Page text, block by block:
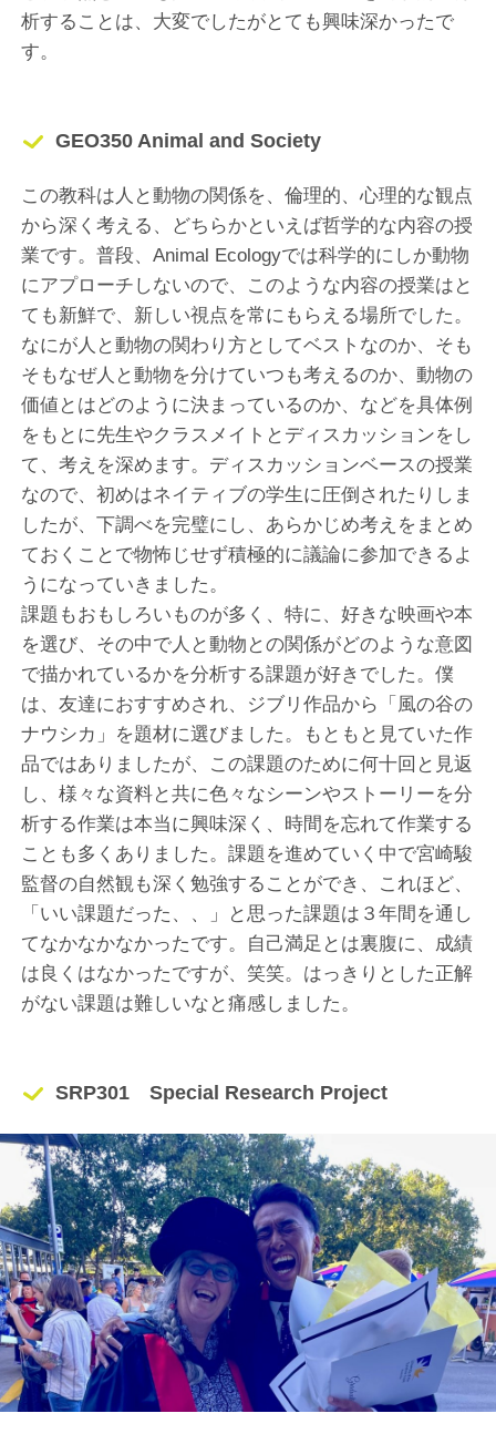
析することは、大変でしたがとても興味深かったで
す。
GEO350 Animal and Society
この教科は人と動物の関係を、倫理的、心理的な観点
から深く考える、どちらかといえば哲学的な内容の授
業です。普段、Animal Ecologyでは科学的にしか動物
にアプローチしないので、このような内容の授業はと
ても新鮮で、新しい視点を常にもらえる場所でした。
なにが人と動物の関わり方としてベストなのか、そも
そもなぜ人と動物を分けていつも考えるのか、動物の
価値とはどのように決まっているのか、などを具体例
をもとに先生やクラスメイトとディスカッションをし
て、考えを深めます。ディスカッションベースの授業
なので、初めはネイティブの学生に圧倒されたりしま
したが、下調べを完璧にし、あらかじめ考えをまとめ
ておくことで物怖じせず積極的に議論に参加できるよ
うになっていきました。
課題もおもしろいものが多く、特に、好きな映画や本
を選び、その中で人と動物との関係がどのような意図
で描かれているかを分析する課題が好きでした。僕
は、友達におすすめされ、ジブリ作品から「風の谷の
ナウシカ」を題材に選びました。もともと見ていた作
品ではありましたが、この課題のために何十回と見返
し、様々な資料と共に色々なシーンやストーリーを分
析する作業は本当に興味深く、時間を忘れて作業する
ことも多くありました。課題を進めていく中で宮崎駿
監督の自然観も深く勉強することができ、これほど、
「いい課題だった、、」と思った課題は３年間を通し
てなかなかなかったです。自己満足とは裏腹に、成績
は良くはなかったですが、笑笑。はっきりとした正解
がない課題は難しいなと痛感しました。
SRP301 Special Research Project